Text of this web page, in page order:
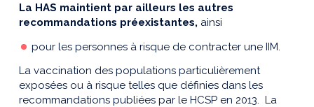
La HAS maintient par ailleurs les autres
recommandations préexistantes, ainsi
pour les personnes à risque de contracter une IIM.
La vaccination des populations particulièrement
exposées ou à risque telles que définies dans les
recommandations publiées par le HCSP en 2013. La